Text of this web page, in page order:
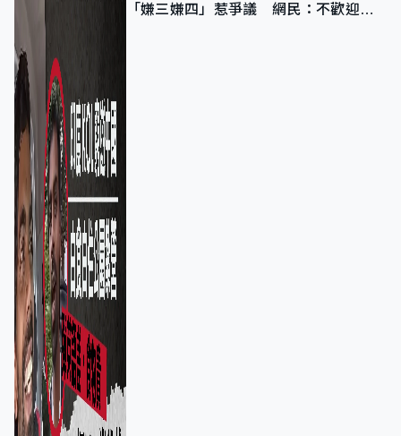
「嫌三嫌四」惹爭議 網民：不歡迎劣